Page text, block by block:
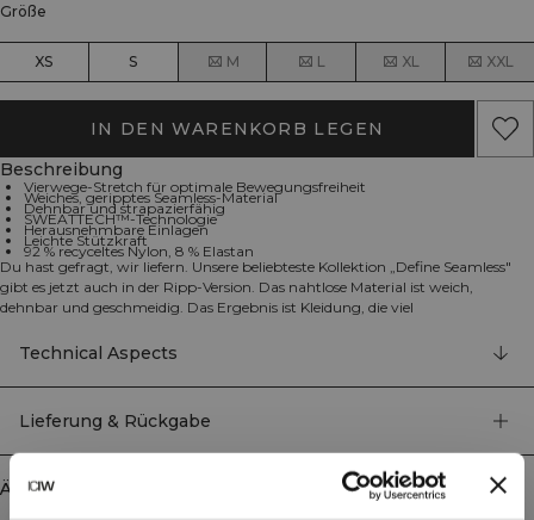
Größe
XS S M L XL XXL
IN DEN WARENKORB LEGEN
Beschreibung
Vierwege-Stretch für optimale Bewegungsfreiheit
Weiches, geripptes Seamless-Material
Dehnbar und strapazierfähig
SWEATTECH™-Technologie
Herausnehmbare Einlagen
Leichte Stützkraft
92 % recyceltes Nylon, 8 % Elastan
Du hast gefragt, wir liefern. Unsere beliebteste Kollektion „Define Seamless"
gibt es jetzt auch in der Ripp-Version. Das nahtlose Material ist weich,
dehnbar und geschmeidig. Das Ergebnis ist Kleidung, die viel
mehreren trendigen Farben machen Define Ribbed zu deiner Workout-
Kollektion erster Wahl für verschiedene Trainingsarten. Das Material in
Vierwege-Stretch nutzt neueste Seamless-Technologie für mehr
deine Leistung verbessert. Dieser Sport-BH trägt das ICIW-Logo, verfügt über
herausnehmbare Einlagen und bietet leichte Stützkraft für deine
Trainingseinheiten. Das dehnbare und strapazierfähige Material behält auch
nach mehrmaligem Tragen seine Form. 92% Recyceltes Nylon, 8% Elastan.
Technical Aspects
Lieferung & Rückgabe
Ähnliche Produkte